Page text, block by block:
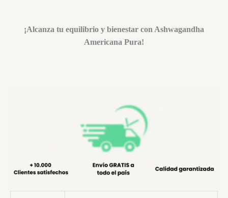
¡Alcanza tu equilibrio y bienestar con Ashwagandha
Americana Pura!